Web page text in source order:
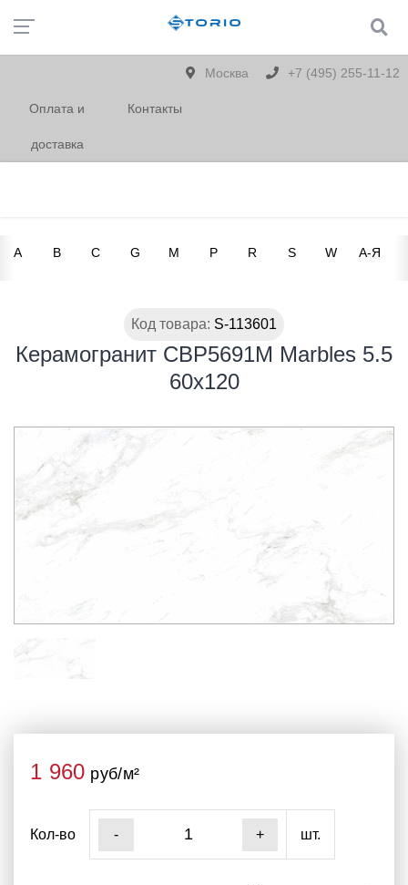
Москва +7 (495) 255-11-12
Оплата и
доставка
Контакты
A B C G M P R S W А-Я
Код товара: S-113601
Керамогранит CBP5691M Marbles 5.5
60х120
1 960 руб/м²
Кол-во - + шт.